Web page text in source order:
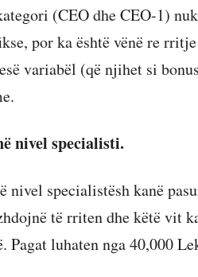
(CEO dhe CEO-1)
por ka është vënë re
variabël (që njihet si
nivel specialisti.
nivel specialistësh kanë
të rriten dhe këtë vit
Pagat luhaten nga 40,000